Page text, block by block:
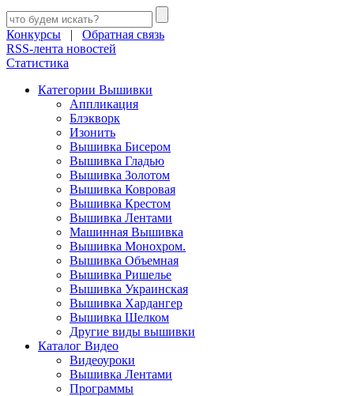
Конкурсы | Обратная связь
RSS-лента новостей
Статистика
Категории Вышивки
Аппликация
Блэкворк
Изонить
Вышивка Бисером
Вышивка Гладью
Вышивка Золотом
Вышивка Ковровая
Вышивка Крестом
Вышивка Лентами
Машинная Вышивка
Вышивка Монохром.
Вышивка Объемная
Вышивка Ришелье
Вышивка Украинская
Вышивка Хардангер
Вышивка Шелком
Другие виды вышивки
Каталог Видео
Видеоуроки
Вышивка Лентами
Программы